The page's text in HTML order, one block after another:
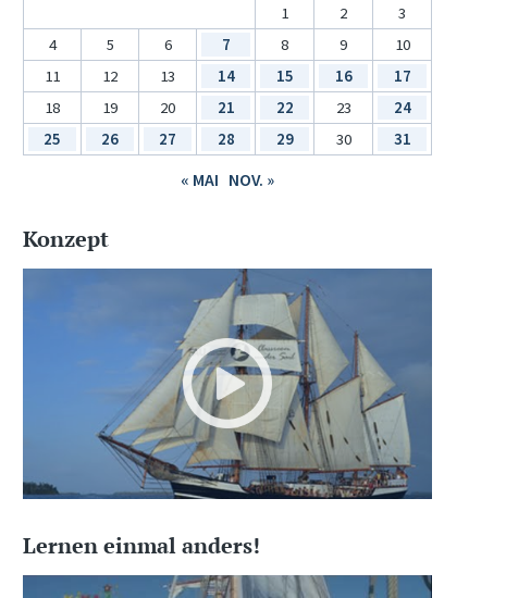
1
2
3
4
5 6 7 8 9
10
11
12 13 14 15 16
17
18
19 20 21 22 23
24
25
26 27 28 29 30 31
« MAI NOV. »
Konzept
Lernen einmal anders!